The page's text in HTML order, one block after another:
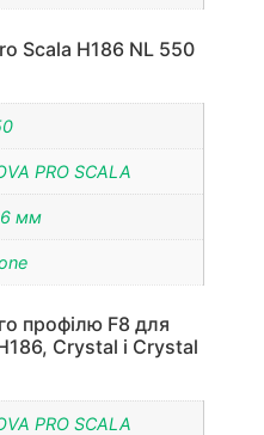
Scala H186 NL 550
PRO SCALA
мм
профілю F8 для
Crystal і Crystal
PRO SCALA